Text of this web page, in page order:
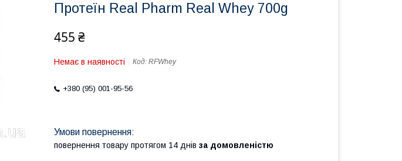
Протеїн Real Pharm Real Whey 700g
455 ₴
Немає в наявності Код: RFWhey
+380 (95) 001-95-56
повернення товару протягом 14 днів за домовленістю